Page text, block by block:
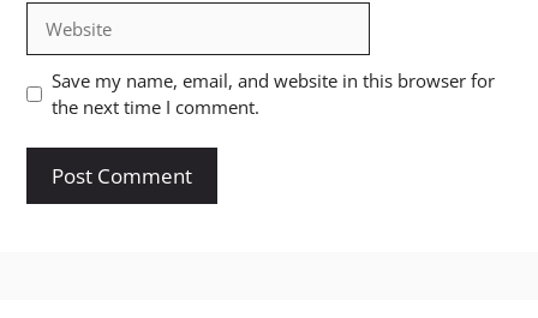
Save my name, email, and website in this browser for
the next time I comment.